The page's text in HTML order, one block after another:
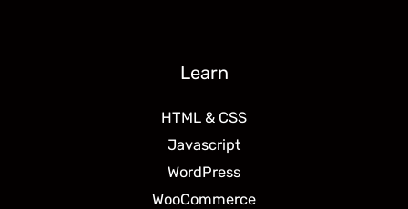
Learn
HTML & CSS
Javascript
WordPress
WooCommerce